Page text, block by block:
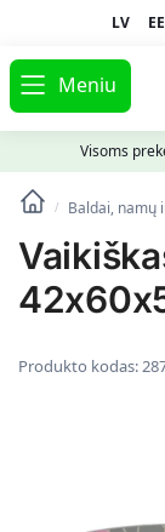
LV EE
Meniu
Visoms
/ Baldai, namų
Produkto kodas: